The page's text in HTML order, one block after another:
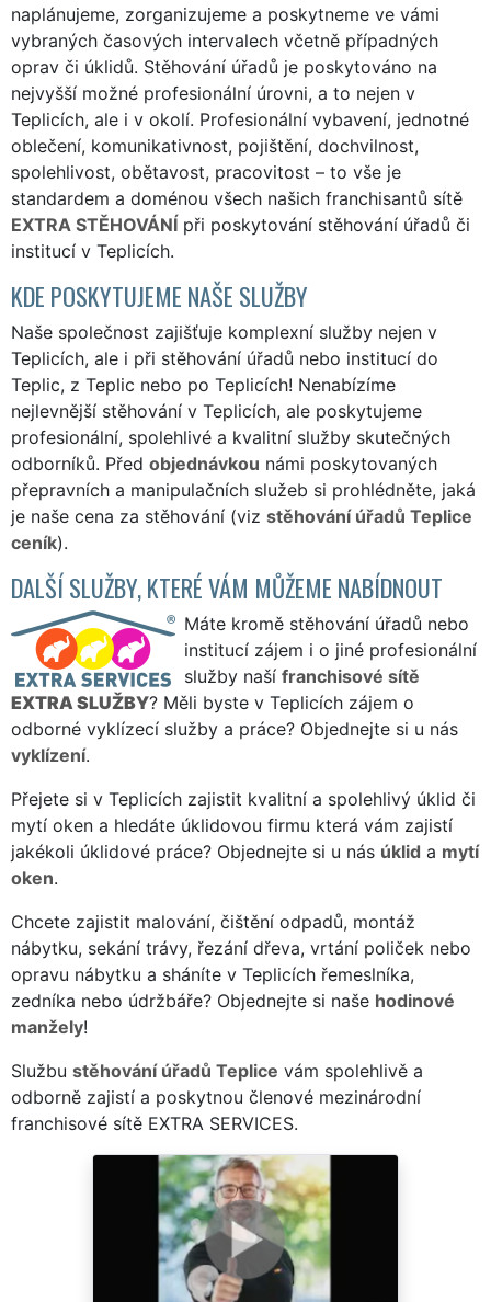
naplánujeme, zorganizujeme a poskytneme ve vámi
vybraných časových intervalech včetně případných
oprav či úklidů. Stěhování úřadů je poskytováno na
nejvyšší možné profesionální úrovni, a to nejen v
Teplicích, ale i v okolí. Profesionální vybavení, jednotné
oblečení, komunikativnost, pojištění, dochvilnost,
spolehlivost, obětavost, pracovitost – to vše je
standardem a doménou všech našich franchisantů sítě
EXTRA STĚHOVÁNÍ při poskytování stěhování úřadů či
institucí v Teplicích.
KDE POSKYTUJEME NAŠE SLUŽBY
Naše společnost zajišťuje komplexní služby nejen v
Teplicích, ale i při stěhování úřadů nebo institucí do
Teplic, z Teplic nebo po Teplicích! Nenabízíme
nejlevnější stěhování v Teplicích, ale poskytujeme
profesionální, spolehlivé a kvalitní služby skutečných
odborníků. Před objednávkou námi poskytovaných
přepravních a manipulačních služeb si prohlédněte, jaká
je naše cena za stěhování (viz stěhování úřadů Teplice
ceník).
DALŠÍ SLUŽBY, KTERÉ VÁM MŮŽEME NABÍDNOUT
Máte kromě stěhování úřadů nebo
institucí zájem i o jiné profesionální
služby naší franchisové sítě
EXTRA SLUŽBY? Měli byste v Teplicích zájem o
odborné vyklízecí služby a práce? Objednejte si u nás
vyklízení.
Přejete si v Teplicích zajistit kvalitní a spolehlivý úklid či
mytí oken a hledáte úklidovou firmu která vám zajistí
jakékoli úklidové práce? Objednejte si u nás úklid a mytí
oken.
Chcete zajistit malování, čištění odpadů, montáž
nábytku, sekání trávy, řezání dřeva, vrtání poliček nebo
opravu nábytku a sháníte v Teplicích řemeslníka,
zedníka nebo údržbáře? Objednejte si naše hodinové
manžely!
Službu stěhování úřadů Teplice vám spolehlivě a
odborně zajistí a poskytnou členové mezinárodní
franchisové sítě EXTRA SERVICES.